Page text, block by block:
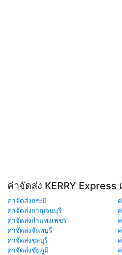
ค่าจัดส่ง KERRY
ค่าจัดส่งกระบี่
ค่าจัดส่งกาญจนบุรี
ค่าจัดส่งกำแพงเพชร
ค่าจัดส่งจันทบุรี
ค่าจัดส่งชลบุรี
ค่าจัดส่งชัยภูมิ